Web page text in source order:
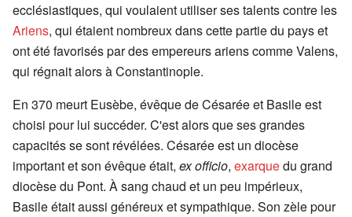
ecclésiastiques, qui voulaient utiliser ses talents contre les
Ariens, qui étaient nombreux dans cette partie du pays et
ont été favorisés par des empereurs ariens comme Valens,
qui régnait alors à Constantinople.
En 370 meurt Eusèbe, évêque de Césarée et Basile est
choisi pour lui succéder. C'est alors que ses grandes
capacités se sont révélées. Césarée est un diocèse
important et son évêque était, ex officio, exarquedu grand
diocèse du Pont. À sang chaud et un peu impérieux,
Basile était aussi généreux et sympathique. Son zèle pour